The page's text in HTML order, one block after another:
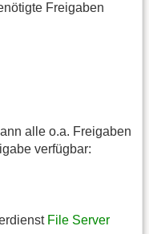
Freigaben
alle o.a. Freigaben
verfügbar:
File Server